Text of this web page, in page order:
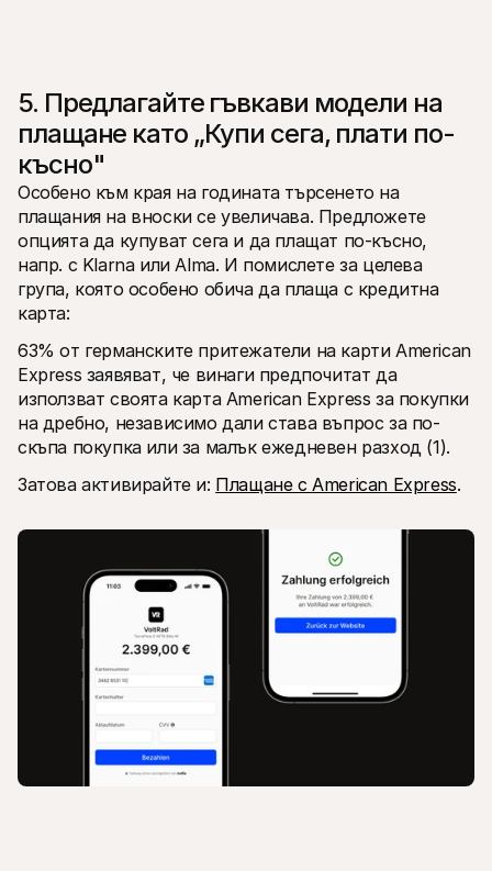
5. Предлагайте гъвкави модели на
плащане като „Купи сега, плати по-
късно"
Особено към края на годината търсенето на
плащания на вноски се увеличава. Предложете
опцията да купуват сега и да плащат по-късно,
напр. с Klarna или Alma. И помислете за целева
група, която особено обича да плаща с кредитна
карта:
63% от германските притежатели на карти American
Express заявяват, че винаги предпочитат да
използват своята карта American Express за покупки
на дребно, независимо дали става въпрос за по-
скъпа покупка или за малък ежедневен разход (1).
Затова активирайте и: Плащане с American Express.